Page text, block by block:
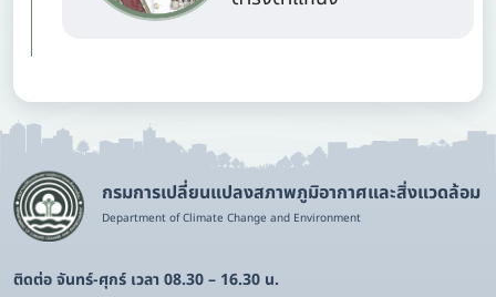
กรมการเปลี่ยนแปลงสภาพภูมิอากาศและสิ่งแวดล้อม
Department of Climate Change and Environment
ติดต่อ จันทร์-ศุกร์ เวลา 08.30 – 16.30 น.